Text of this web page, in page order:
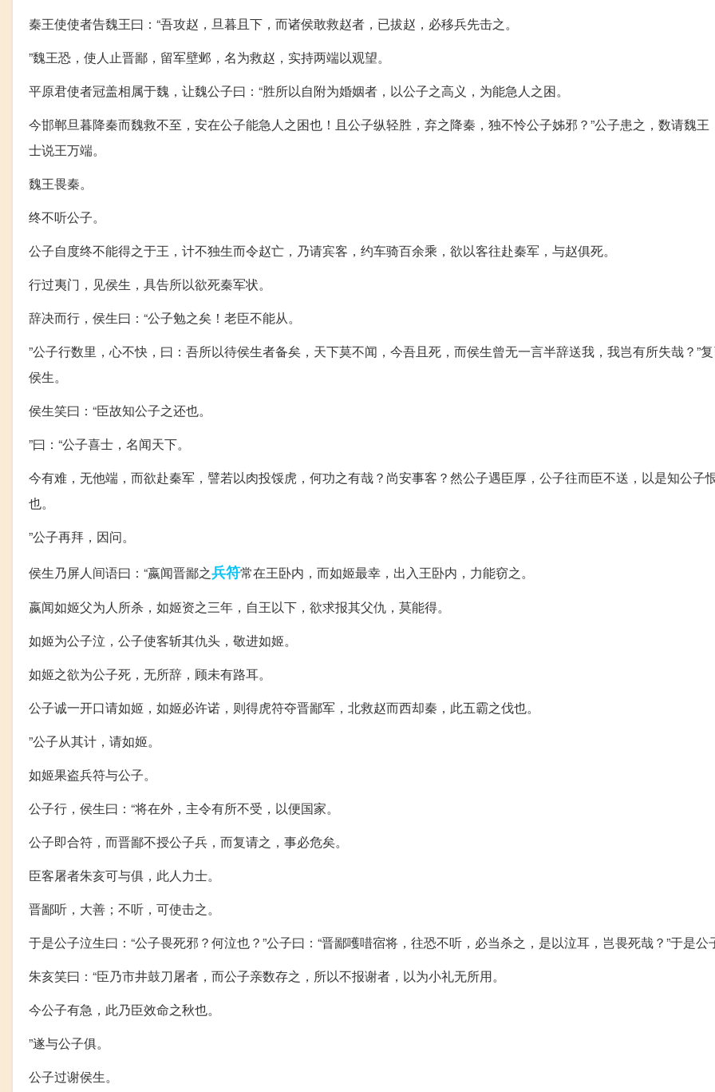
秦王使使者告魏王曰：“吾攻赵，旦暮且下，而诸侯敢救赵者，已拔赵，必移兵先击之。
”魏王恐，使人止晋鄙，留军壁邺，名为救赵，实持两端以观望。
平原君使者冠盖相属于魏，让魏公子曰：“胜所以自附为婚姻者，以公子之高义，为能急人之困。
今邯郸旦暮降秦而魏救不至，安在公子能急人之困也！且公子纵轻胜，弃之降秦，独不怜公子姊邪？”公子患之，数请魏王
士说王万端。
魏王畏秦。
终不听公子。
公子自度终不能得之于王，计不独生而令赵亡，乃请宾客，约车骑百余乘，欲以客往赴秦军，与赵俱死。
行过夷门，见侯生，具告所以欲死秦军状。
辞决而行，侯生曰：“公子勉之矣！老臣不能从。
”公子行数里，心不快，曰：吾所以待侯生者备矣，天下莫不闻，今吾且死，而侯生曾无一言半辞送我，我岂有所失哉？”
侯生。
侯生笑曰：“臣故知公子之还也。
”曰：“公子喜士，名闻天下。
今有难，无他端，而欲赴秦军，譬若以肉投馁虎，何功之有哉？尚安事客？然公子遇臣厚，公子往而臣不送，以是知公子
也。
”公子再拜，因问。
侯生乃屏人间语曰：“嬴闻晋鄙之兵符常在王卧内，而如姬最幸，出入王卧内，力能窃之。
嬴闻如姬父为人所杀，如姬资之三年，自王以下，欲求报其父仇，莫能得。
如姬为公子泣，公子使客斩其仇头，敬进如姬。
如姬之欲为公子死，无所辞，顾未有路耳。
公子诚一开口请如姬，如姬必许诺，则得虎符夺晋鄙军，北救赵而西却秦，此五霸之伐也。
”公子从其计，请如姬。
如姬果盗兵符与公子。
公子行，侯生曰：“将在外，主令有所不受，以便国家。
公子即合符，而晋鄙不授公子兵，而复请之，事必危矣。
臣客屠者朱亥可与俱，此人力士。
晋鄙听，大善；不听，可使击之。
于是公子泣生曰：“公子畏死邪？何泣也？”公子曰：“晋鄙嚄唶宿将，往恐不听，必当杀之，是以泣耳，岂畏死哉？”于是公
朱亥笑曰：“臣乃市井鼓刀屠者，而公子亲数存之，所以不报谢者，以为小礼无所用。
今公子有急，此乃臣效命之秋也。
”遂与公子俱。
公子过谢侯生。